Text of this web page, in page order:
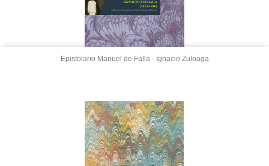
Epistolario Manuel de Falla - Ignacio Zuloaga